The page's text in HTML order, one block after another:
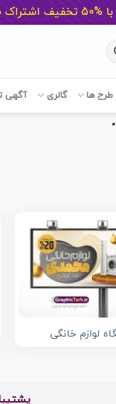
با %50 تخفیف اشتراک بخر
طرح ها گالری آگهی
لوازم خانگی